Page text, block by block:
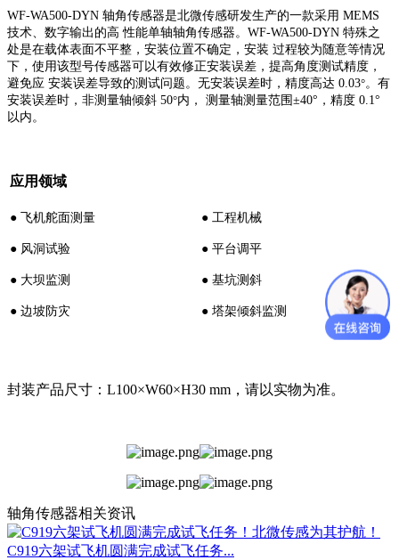
WF-WA500-DYN 轴角传感器是北微传感研发生产的一款采用 MEMS
技术、数字输出的高性能单轴轴角传感器。WF-WA500-DYN 特殊之
处是在载体表面不平整，安装位置不确定，安装 过程较为随意等情况
下，使用该型号传感器可以有效修正安装误差，提高角度测试精度，
避免应 安装误差导致的测试问题。无安装误差时，精度高达 0.03°。有
安装误差时，非测量轴倾斜 50°内， 测量轴测量范围±40°，精度 0.1°
以内。
应用领域
● 飞机舵面测量
● 风洞试验
● 大坝监测
● 边坡防灾
● 工程机械
● 平台调平
● 基坑测斜
● 塔架倾斜监测
封装产品尺寸：L100×W60×H30 mm，请以实物为准。
轴角传感器相关资讯
C919六架试飞机圆满完成试飞任务...